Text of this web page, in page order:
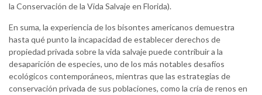
la Conservación de la Vida Salvaje en Florida).
En suma, la experiencia de los bisontes americanos demuestra
hasta qué punto la incapacidad de establecer derechos de
propiedad privada sobre la vida salvaje puede contribuir a la
desaparición de especies, uno de los más notables desafíos
ecológicos contemporáneos, mientras que las estrategias de
conservación privada de sus poblaciones, como la cría de renos en